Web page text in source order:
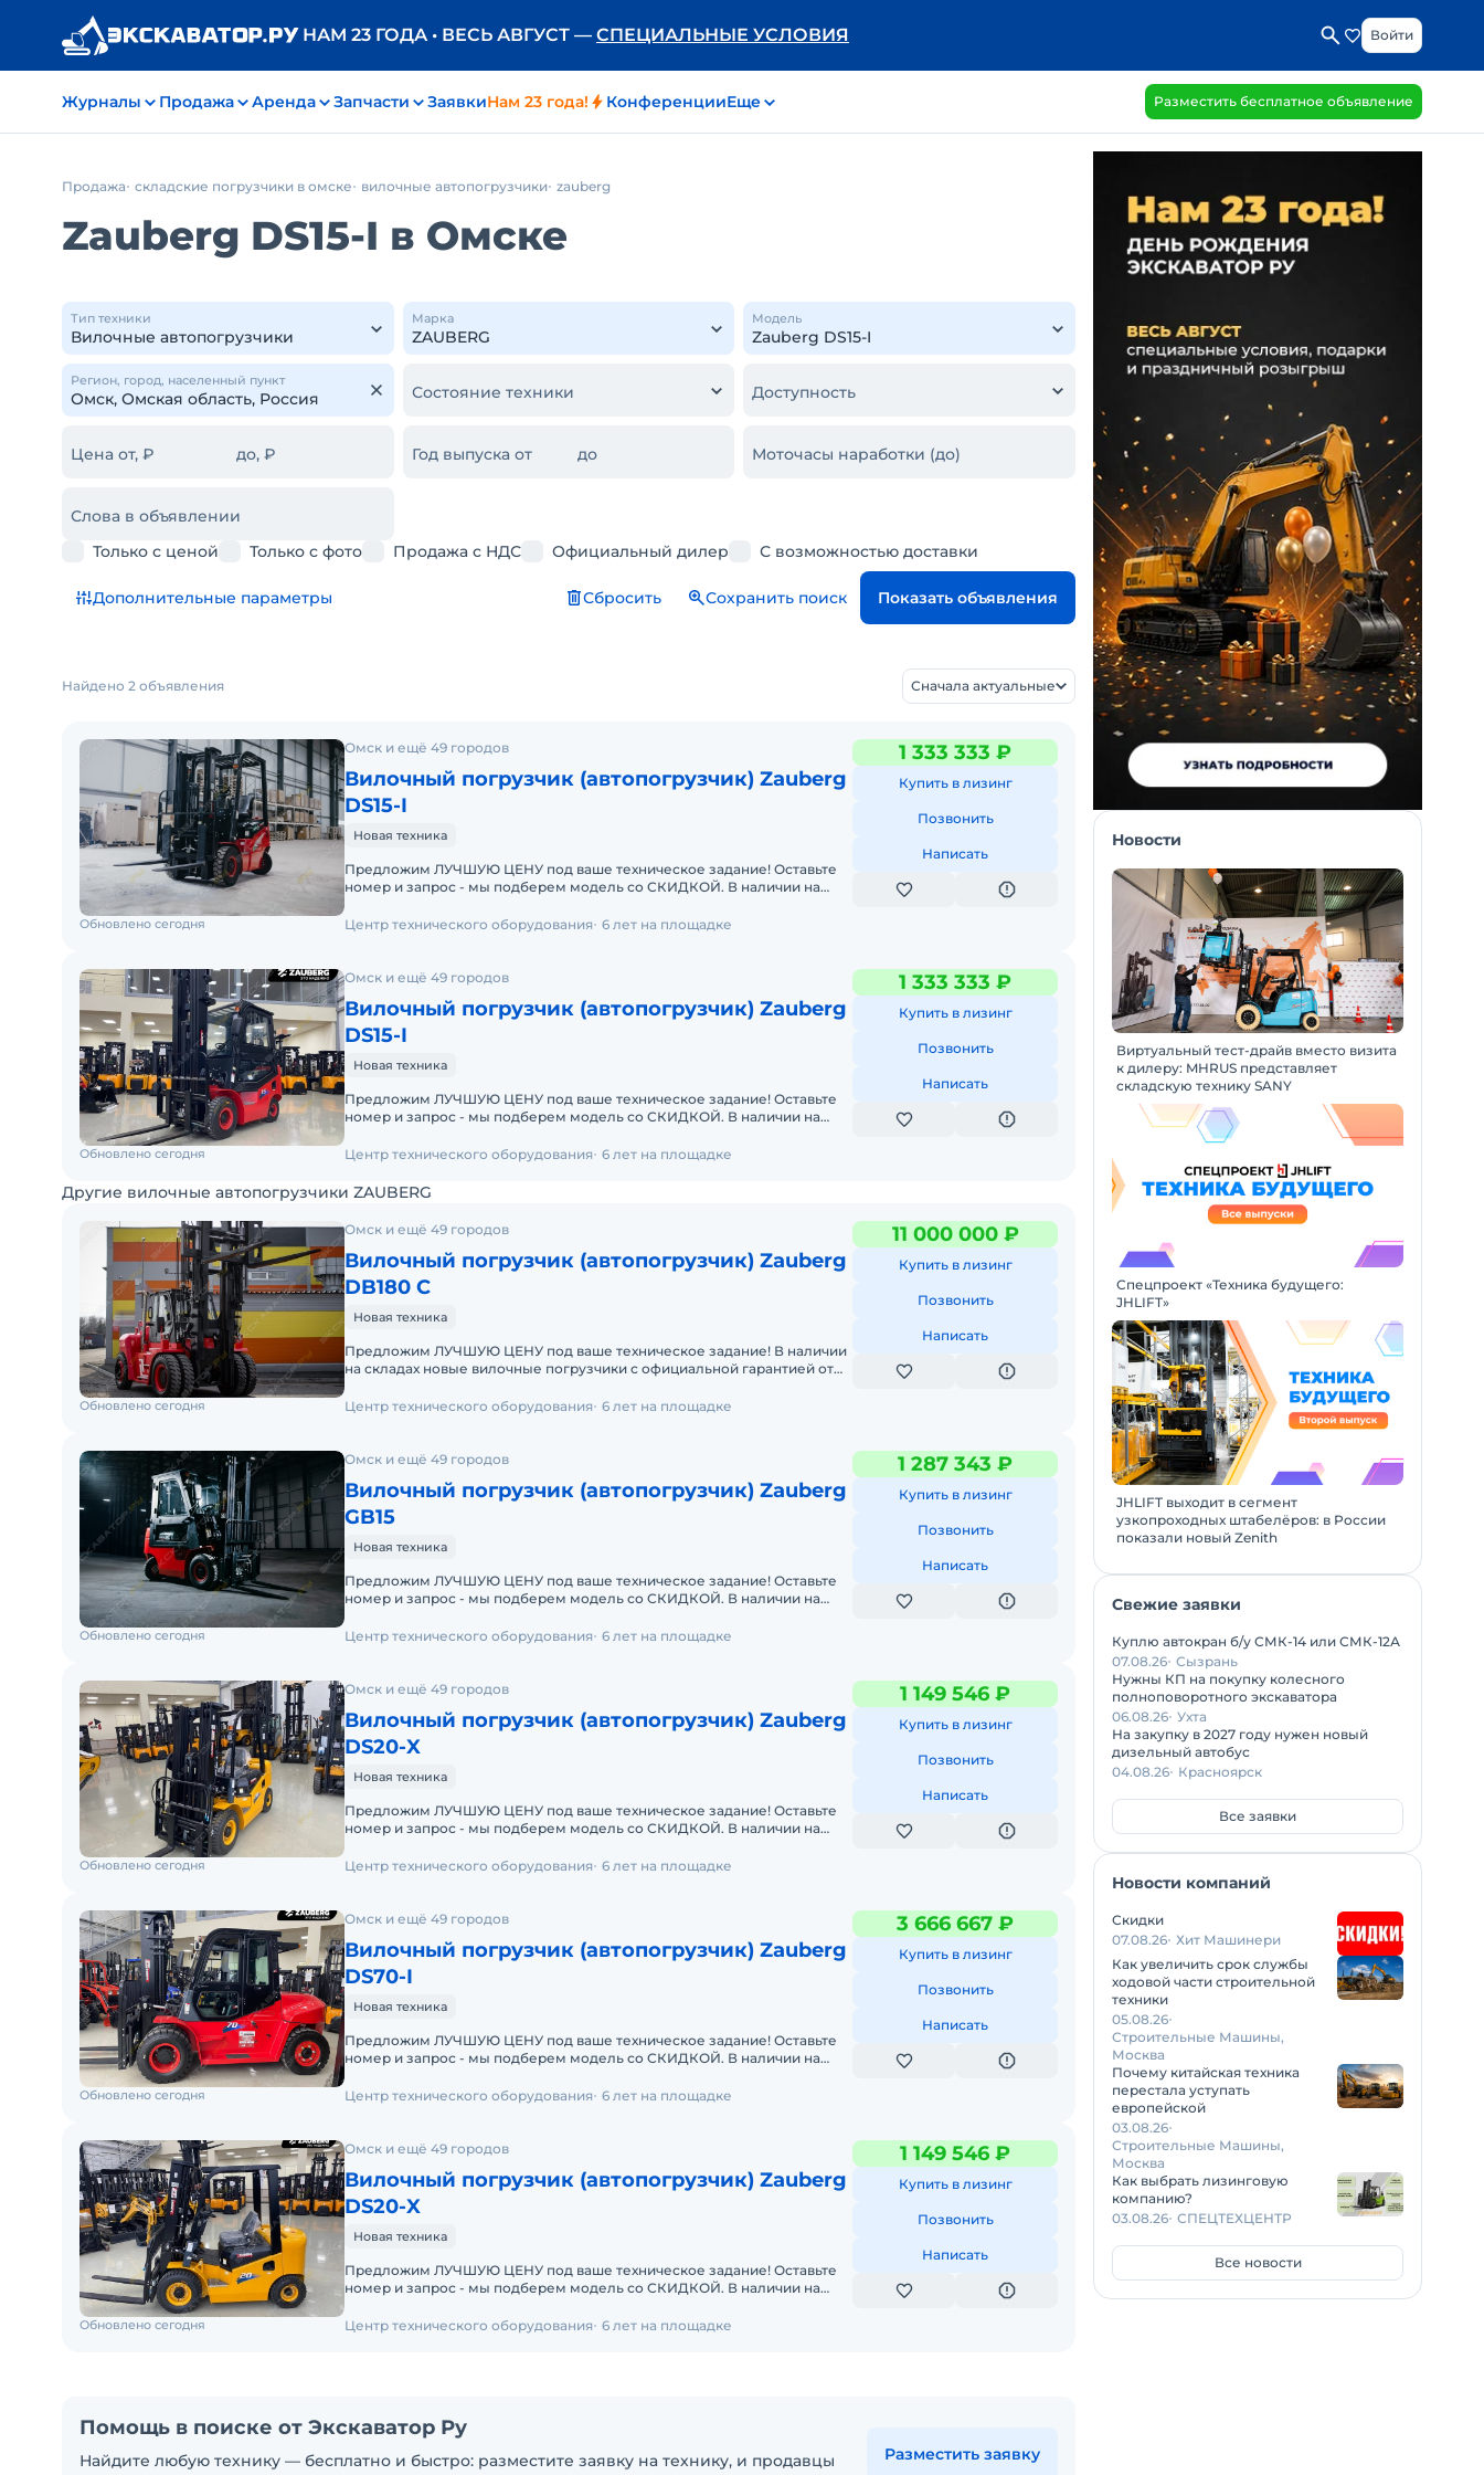
НАМ 23 ГОДА • ВЕСЬ АВГУСТ — СПЕЦИАЛЬНЫЕ УСЛОВИЯ Войти
Журналы Продажа Аренда Запчасти ЗаявкиНам 23 года! КонференцииЕще Разместить бесплатное объявление
Продажа складские погрузчики в омске вилочные автопогрузчики zauberg
Zauberg DS15-I в Омске
Тип техники Марка Модель
Регион, город, населенный пункт
Состояние техники Доступность
Цена от, ₽ до, ₽ Год выпуска от до Моточасы наработки (до)
Слова в объявлении
Только с ценой
Только с фото Продажа с НДС Официальный дилер С возможностью доставки
Дополнительные параметры Сбросить Сохранить поиск Показать объявления
Найдено 2 объявления Сначала актуальные
Омск и ещё 49 городов
Вилочный погрузчик (автопогрузчик) Zauberg
DS15-I
Новая техника
Предложим ЛУЧШУЮ ЦЕНУ под ваше техническое задание! Оставьте
номер и запрос - мы подберем модель со СКИДКОЙ. В наличии на
1 333 333 ₽
Купить в лизинг
Позвонить
Написать
Обновлено сегодня Центр технического оборудования 6 лет на площадке
Омск и ещё 49 городов
Вилочный погрузчик (автопогрузчик) Zauberg
DS15-I
Новая техника
Предложим ЛУЧШУЮ ЦЕНУ под ваше техническое задание! Оставьте
номер и запрос - мы подберем модель со СКИДКОЙ. В наличии на
1 333 333 ₽
Купить в лизинг
Позвонить
Написать
Обновлено сегодня Центр технического оборудования 6 лет на площадке
Другие вилочные автопогрузчики ZAUBERG
Омск и ещё 49 городов
Вилочный погрузчик (автопогрузчик) Zauberg
DB180 C
Новая техника
Предложим ЛУЧШУЮ ЦЕНУ под ваше техническое задание! В наличии
на складах новые вилочные погрузчики с официальной гарантией от
11 000 000 ₽
Купить в лизинг
Позвонить
Написать
Обновлено сегодня Центр технического оборудования 6 лет на площадке
Омск и ещё 49 городов
Вилочный погрузчик (автопогрузчик) Zauberg
GB15
Новая техника
Предложим ЛУЧШУЮ ЦЕНУ под ваше техническое задание! Оставьте
номер и запрос - мы подберем модель со СКИДКОЙ. В наличии на
1 287 343 ₽
Купить в лизинг
Позвонить
Написать
Обновлено сегодня Центр технического оборудования 6 лет на площадке
Омск и ещё 49 городов
Вилочный погрузчик (автопогрузчик) Zauberg
DS20-X
Новая техника
Предложим ЛУЧШУЮ ЦЕНУ под ваше техническое задание! Оставьте
номер и запрос - мы подберем модель со СКИДКОЙ. В наличии на
1 149 546 ₽
Купить в лизинг
Позвонить
Написать
Обновлено сегодня Центр технического оборудования 6 лет на площадке
Омск и ещё 49 городов
Вилочный погрузчик (автопогрузчик) Zauberg
DS70-I
Новая техника
Предложим ЛУЧШУЮ ЦЕНУ под ваше техническое задание! Оставьте
номер и запрос - мы подберем модель со СКИДКОЙ. В наличии на
3 666 667 ₽
Купить в лизинг
Позвонить
Написать
Обновлено сегодня Центр технического оборудования 6 лет на площадке
Омск и ещё 49 городов
Вилочный погрузчик (автопогрузчик) Zauberg
DS20-X
Новая техника
Предложим ЛУЧШУЮ ЦЕНУ под ваше техническое задание! Оставьте
номер и запрос - мы подберем модель со СКИДКОЙ. В наличии на
1 149 546 ₽
Купить в лизинг
Позвонить
Написать
Обновлено сегодня Центр технического оборудования 6 лет на площадке
Помощь в поиске от Экскаватор Ру
Найдите любую технику — бесплатно и быстро: разместите заявку на технику, и продавцы
Разместить заявку
Новости
Виртуальный тест-драйв вместо визита
к дилеру: MHRUS представляет
складскую технику SANY
Спецпроект «Техника будущего:
JHLIFT»
JHLIFT выходит в сегмент
узкопроходных штабелёров: в России
показали новый Zenith
Свежие заявки
Куплю автокран б/у СМК-14 или СМК-12А
07.08.26 Сызрань
Нужны КП на покупку колесного
полноповоротного экскаватора
06.08.26 Ухта
На закупку в 2027 году нужен новый
дизельный автобус
04.08.26 Красноярск
Все заявки
Новости компаний
Скидки
07.08.26 Хит Машинери
Как увеличить срок службы
ходовой части строительной
техники
05.08.26
Строительные Машины,
Москва
Почему китайская техника
перестала уступать
европейской
03.08.26
Строительные Машины,
Москва
Как выбрать лизинговую
компанию?
03.08.26 СПЕЦТЕХЦЕНТР
Все новости